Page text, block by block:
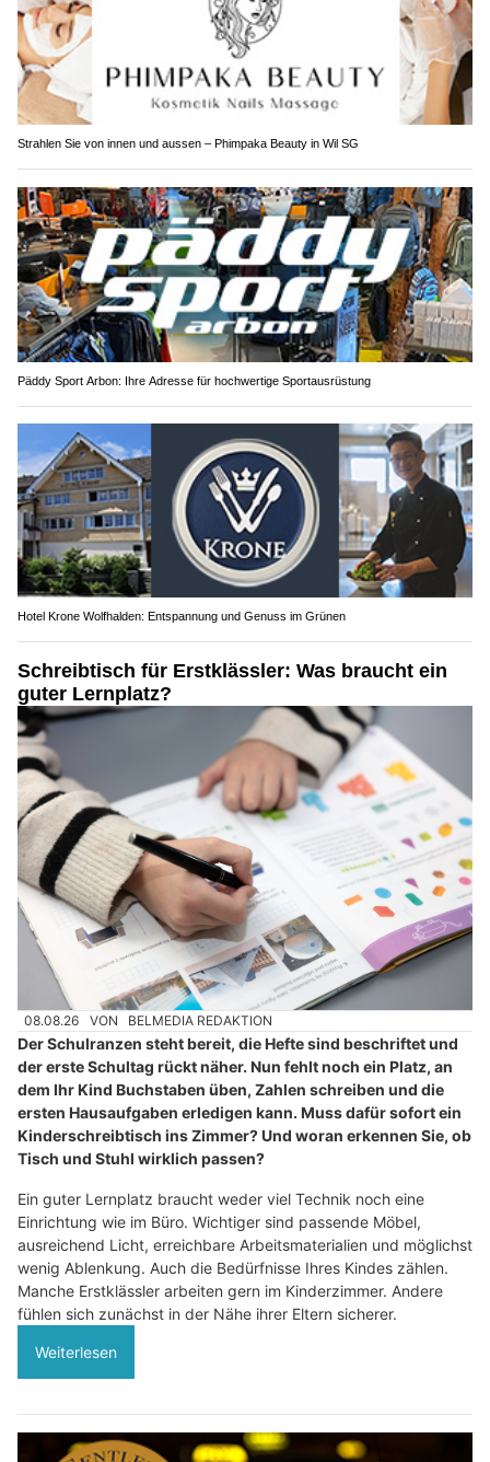
Strahlen Sie von innen und aussen – Phimpaka Beauty in Wil SG
Päddy Sport Arbon: Ihre Adresse für hochwertige Sportausrüstung
Hotel Krone Wolfhalden: Entspannung und Genuss im Grünen
Schreibtisch für Erstklässler: Was braucht ein
guter Lernplatz?
08.08.26 VON BELMEDIA REDAKTION
Der Schulranzen steht bereit, die Hefte sind beschriftet und
der erste Schultag rückt näher. Nun fehlt noch ein Platz, an
dem Ihr Kind Buchstaben üben, Zahlen schreiben und die
ersten Hausaufgaben erledigen kann. Muss dafür sofort ein
Kinderschreibtisch ins Zimmer? Und woran erkennen Sie, ob
Tisch und Stuhl wirklich passen?
Ein guter Lernplatz braucht weder viel Technik noch eine
Einrichtung wie im Büro. Wichtiger sind passende Möbel,
ausreichend Licht, erreichbare Arbeitsmaterialien und möglichst
wenig Ablenkung. Auch die Bedürfnisse Ihres Kindes zählen.
Manche Erstklässler arbeiten gern im Kinderzimmer. Andere
fühlen sich zunächst in der Nähe ihrer Eltern sicherer.
Weiterlesen